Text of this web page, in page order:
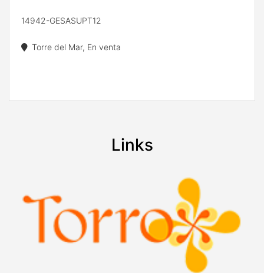
14942-GESASUPT12
Torre del Mar, En venta
Links